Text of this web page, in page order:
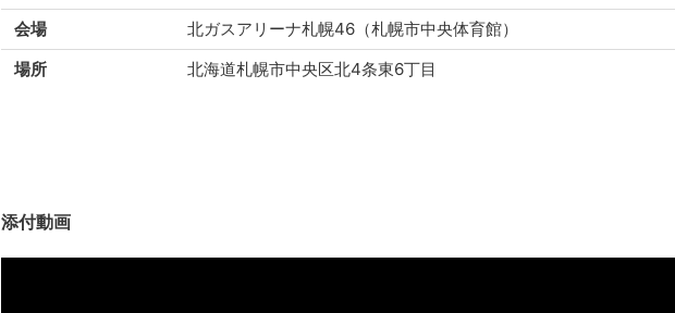
会場
北ガスアリーナ札幌46（札幌市中央体育館）
場所
北海道札幌市中央区北4条東6丁目
添付動画